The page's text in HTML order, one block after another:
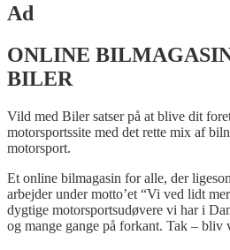
Ad
ONLINE
BILER
Vild med Biler satser på at blive dit
motorsportssite med det rette mix af
motorsport.
Et online bilmagasin for alle, der
arbejder under motto’et “Vi ved lidt
dygtige motorsportsudøvere vi har i
og mange gange på forkant. Tak – bliv